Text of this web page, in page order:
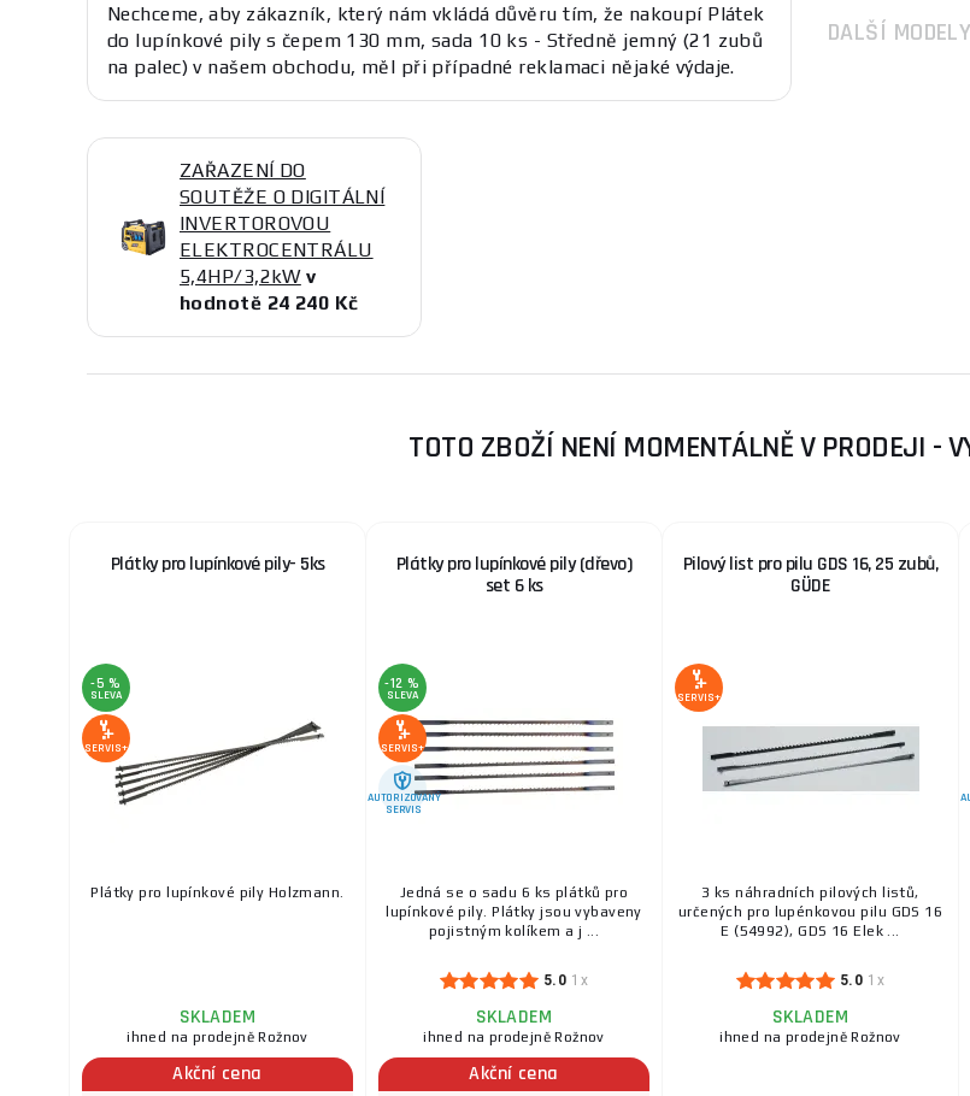
Nechceme, aby zákazník, který nám vkládá důvěru tím, že nakoupí Plátek
do lupínkové pily s čepem 130 mm, sada 10 ks - Středně jemný (21 zubů
na palec) v našem obchodu, měl při případné reklamaci nějaké výdaje.
ZAŘAZENÍ DO
SOUTĚŽE O DIGITÁLNÍ
INVERTOROVOU
ELEKTROCENTRÁLU
5,4HP/3,2kW v
hodnotě 24 240 Kč
DALŠÍ MODELY
TOTO ZBOŽÍ NENÍ MOMENTÁLNĚ V PRODEJI -
Plátky pro lupínkové pily- 5ks
-5 %
SLEVA
SERVIS+
Plátky pro lupínkové pily Holzmann.
SKLADEM
ihned na prodejně Rožnov
Akční cena
Plátky pro lupínkové pily (dřevo)
set 6 ks
-12 %
SLEVA
SERVIS+
AUTORIZOVANÝ
SERVIS
Jedná se o sadu 6 ks plátků pro
lupínkové pily. Plátky jsou vybaveny
pojistným kolíkem a j ...
5.0 1x
SKLADEM
ihned na prodejně Rožnov
Akční cena
Pilový list pro pilu GDS 16, 25 zubů,
GÜDE
SERVIS+
3 ks náhradních pilových listů,
určených pro lupénkovou pilu GDS 16
E (54992), GDS 16 Elek ...
5.0 1x
SKLADEM
ihned na prodejně Rožnov